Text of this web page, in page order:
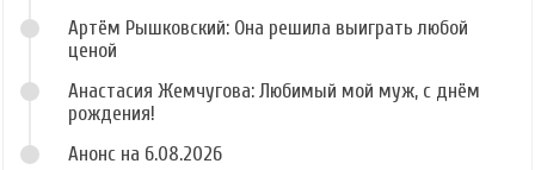
Артём Рышковский: Она решила выиграть любой
ценой
Анастасия Жемчугова: Любимый мой муж, с днём
рождения!
Анонс на 6.08.2026